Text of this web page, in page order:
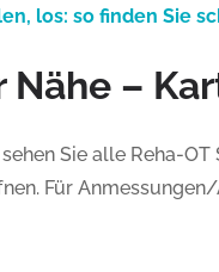
los: so finden Sie
Nähe –
Sie alle Reha-
Für